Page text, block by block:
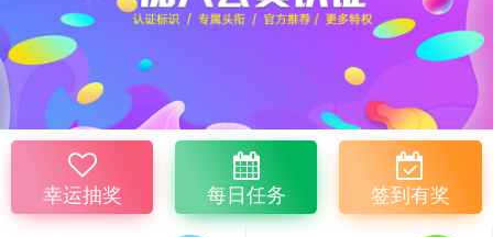
幸运抽奖 每日任务 签到有奖